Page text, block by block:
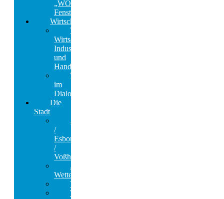
„WOW
Fenster“
Wirtschaft
Wetters
Wirtschaft,
Industrie
und
Handel
Wetter
im
Dialog
Die
Stadt
Albringhausen
/
Esborn
/
Voßhöfen
Alt-
Wetter​
Volmarstein
Wengern